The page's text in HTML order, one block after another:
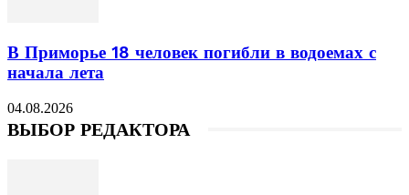
В Приморье 18 человек погибли в водоемах с
начала лета
04.08.2026
ВЫБОР РЕДАКТОРА